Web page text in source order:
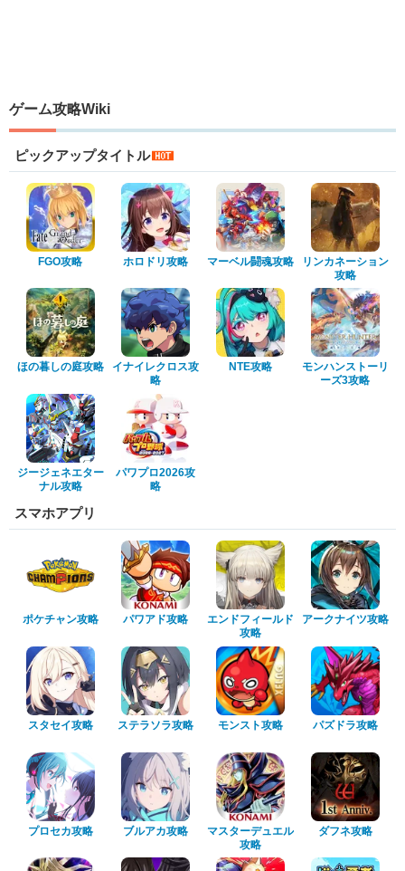
ゲーム攻略Wiki
ピックアップタイトル
FGO攻略 ホロドリ攻略 マーベル闘魂攻略
リンカネーション
攻略
ほの暮しの庭攻略
イナイレクロス攻
略
NTE攻略
モンハンストーリ
ーズ3攻略
ジージェネエター
ナル攻略
パワプロ2026攻
略
スマホアプリ
ポケチャン攻略 パワアド攻略
エンドフィールド
攻略
アークナイツ攻略
スタセイ攻略 ステラソラ攻略 モンスト攻略 パズドラ攻略
プロセカ攻略 ブルアカ攻略
マスターデュエル
攻略
ダフネ攻略